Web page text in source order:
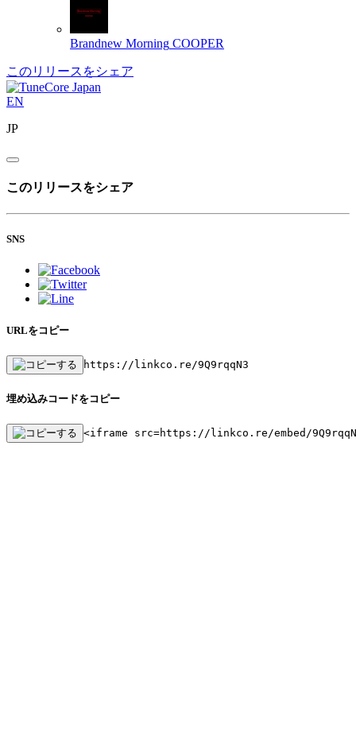
Brandnew Morning COOPER
このリリースをシェア
EN
JP
このリリースをシェア
SNS
URLをコピー
https://linkco.re/9Q9rqqN3
埋め込みコードをコピー
<iframe src=https://linkco.re/embed/